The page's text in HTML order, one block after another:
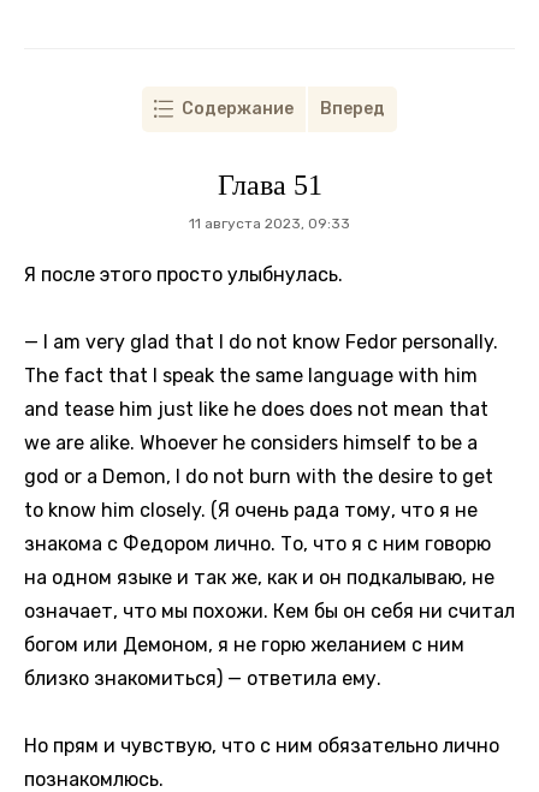
Содержание Вперед
Глава 51
11 августа 2023, 09:33
Я после этого просто улыбнулась.
— I am very glad that I do not know Fedor personally.
The fact that I speak the same language with him
and tease him just like he does does not mean that
we are alike. Whoever he considers himself to be a
god or a Demon, I do not burn with the desire to get
to know him closely. (Я очень рада тому, что я не
знакома с Федором лично. То, что я с ним говорю
на одном языке и так же, как и он подкалываю, не
означает, что мы похожи. Кем бы он себя ни считал
богом или Демоном, я не горю желанием с ним
близко знакомиться) — ответила ему.
Но прям и чувствую, что с ним обязательно лично
познакомлюсь.